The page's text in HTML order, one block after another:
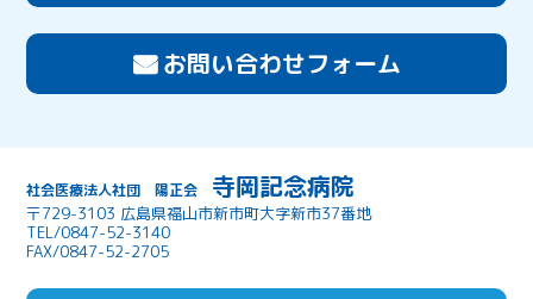
お問い合わせフォーム
社会医療法人社団 陽正会 寺岡記念病院
〒729-3103 広島県福山市新市町大字新市37番地
TEL/0847-52-3140
FAX/0847-52-2705